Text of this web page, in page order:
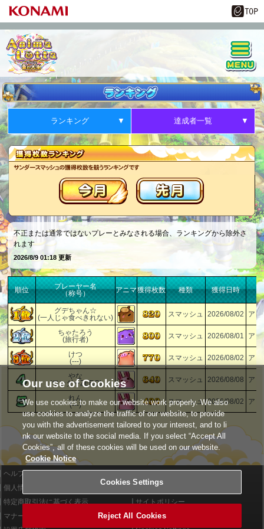
ランキング 達成者一覧
不正または通常ではないプレーとみなされる場合、ランキングから除外さ
れます
2026/8/9 01:18 更新
順位
プレーヤー名
（称号）
アニマ獲得枚数 種類 獲得日時
グデちゃん☆
(一人じゃ食べきれない)
スマッシュ 2026/08/02 ア
ちゃたろう
(旅行者)
スマッシュ 2026/08/01 ア
けつ
(---)
スマッシュ 2026/08/02 ア
やな
(ワンダーZERO)
スマッシュ 2026/08/08 ア
れん
(---)
スマッシュ 2026/08/02 ア
ヘルプ
利用規約
個人情報等保護方針
外部送信について
特定商取引法に基づく表示
サイトポリシー
マナー＆ルール
お問い合わせ
Our use of Cookies
We use cookies to make our website work properly. We also
use cookies to analyze the traffic of our website, to provide
you with the advertisement tailored to your interest, and to li
nk our website to the social media. If you select “Accept All
Cookies”, all of these cookies will be used on our website.
Cookie Notice
Cookies Settings
Reject All Cookies